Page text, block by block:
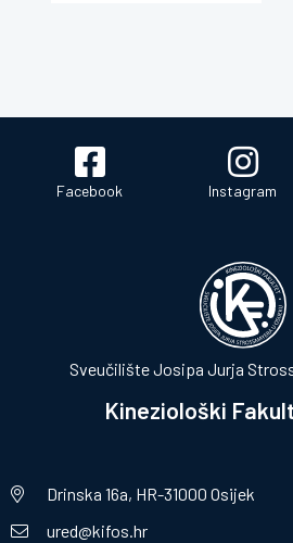
Facebook Instagram
Sveučilište Josipa Jurja
Kineziološki
Drinska 16a, HR-31000 Osijek
ured@kifos.hr